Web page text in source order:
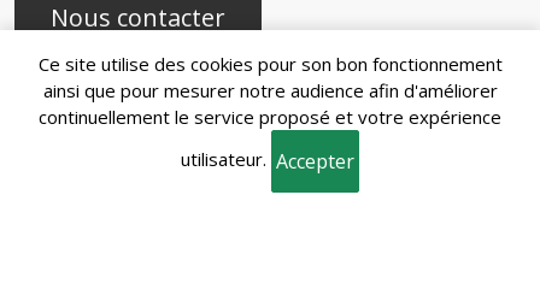
Nous contacter
Recherches
fréquentes
Ce site utilise des cookies pour son bon fonctionnement
ainsi que pour mesurer notre audience afin d'améliorer
continuellement le service proposé et votre expérience
utilisateur. Accepter